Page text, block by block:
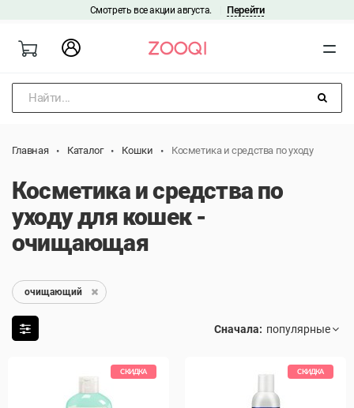
Смотреть все акции августа. Перейти
Найти...
Главная Каталог Кошки Косметика и средства по уходу
Косметика и средства по
уходу для кошек -
очищающая
очищающий
Сначала:
СКИДКА СКИДКА